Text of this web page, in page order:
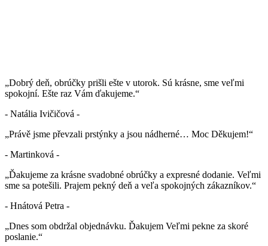
„Dobrý deň, obrúčky prišli ešte v utorok. Sú krásne, sme veľmi
spokojní. Ešte raz Vám ďakujeme.“
- Natália Ivičičová -
„Právě jsme převzali prstýnky a jsou nádherné… Moc Děkujem!“
- Martinková -
„Ďakujeme za krásne svadobné obrúčky a expresné dodanie. Veľmi
sme sa potešili. Prajem pekný deň a veľa spokojných zákazníkov.“
- Hnátová Petra -
„Dnes som obdržal objednávku. Ďakujem Veľmi pekne za skoré
poslanie.“